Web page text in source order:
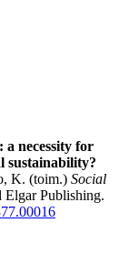
necessity for
sustainability?
K. (toim.) Social
Elgar Publishing.